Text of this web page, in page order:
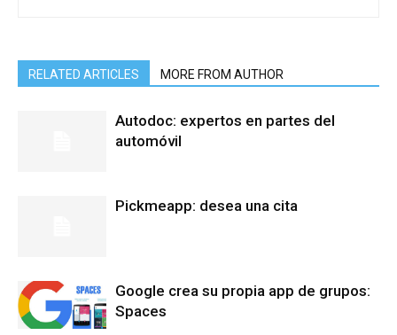
RELATED ARTICLES MORE FROM AUTHOR
Autodoc: expertos en partes del
automóvil
Pickmeapp: desea una cita
Google crea su propia app de grupos:
Spaces